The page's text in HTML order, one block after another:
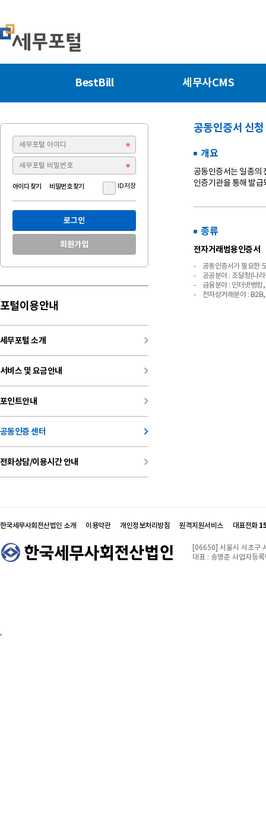
BestBill 세무사CMS
아이디 찾기 비밀번호 찾기 ID저장
로그인
회원가입
포털이용안내
세무포털 소개 keyboard_arrow_right
서비스 및 요금안내 keyboard_arrow_right
포인트안내 keyboard_arrow_right
공동인증 센터 keyboard_arrow_right
전화상담/이용시간 안내 keyboard_arrow_right
공동인증서 신청
개요
공동인증서는 일종의
인증기관을 통해 발
종류
전자거래범용인증서
- 공동인증서가 필요한
- 공공분야 : 조달청(나라
- 금융분야 : 인터넷뱅킹,
- 전자상거래분야 : B2B,
한국세무사회전산법인 소개 이용약관 개인정보처리방침 원격지원서비스 대표전화
[06650] 서울시 서초구
대표 : 송명준 사업자